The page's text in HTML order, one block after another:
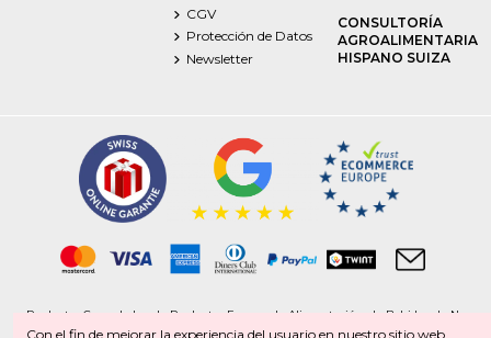
CGV
Protección de Datos
Newsletter
CONSULTORÍA
AGROALIMENTARIA
HISPANO SUIZA
Productos Congelados | Productos Frescos | Alimentación | Bebidas. | No
alimentación
Con el fin de mejorar la experiencia del usuario en nuestro sitio web